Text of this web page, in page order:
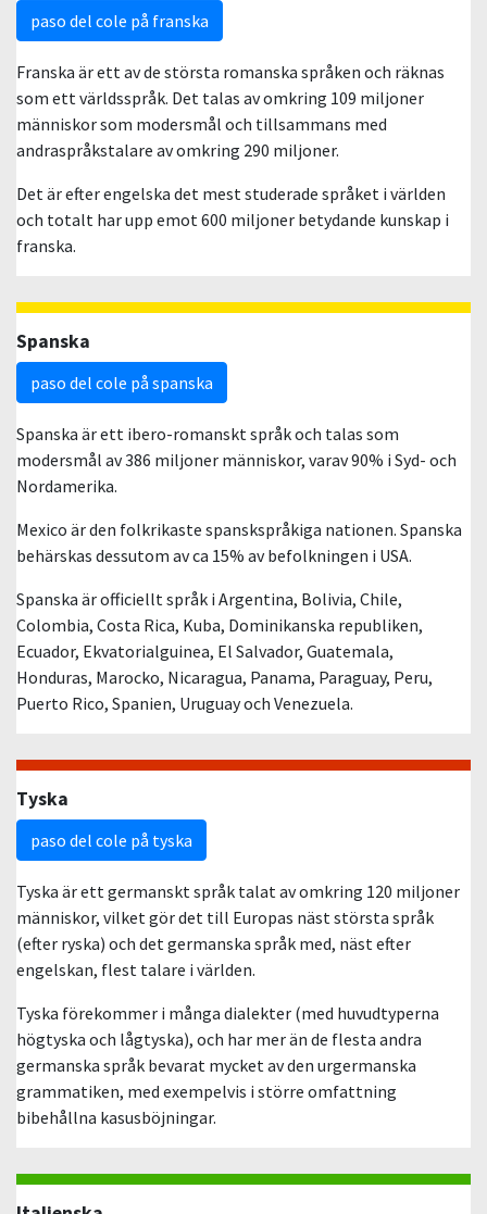
paso del cole på franska
Franska är ett av de största romanska språken och räknas
som ett världsspråk. Det talas av omkring 109 miljoner
människor som modersmål och tillsammans med
andraspråkstalare av omkring 290 miljoner.
Det är efter engelska det mest studerade språket i världen
och totalt har upp emot 600 miljoner betydande kunskap i
franska.
Spanska
paso del cole på spanska
Spanska är ett ibero-romanskt språk och talas som
modersmål av 386 miljoner människor, varav 90% i Syd- och
Nordamerika.
Mexico är den folkrikaste spanskspråkiga nationen. Spanska
behärskas dessutom av ca 15% av befolkningen i USA.
Spanska är officiellt språk i Argentina, Bolivia, Chile,
Colombia, Costa Rica, Kuba, Dominikanska republiken,
Ecuador, Ekvatorialguinea, El Salvador, Guatemala,
Honduras, Marocko, Nicaragua, Panama, Paraguay, Peru,
Puerto Rico, Spanien, Uruguay och Venezuela.
Tyska
paso del cole på tyska
Tyska är ett germanskt språk talat av omkring 120 miljoner
människor, vilket gör det till Europas näst största språk
(efter ryska) och det germanska språk med, näst efter
engelskan, flest talare i världen.
Tyska förekommer i många dialekter (med huvudtyperna
högtyska och lågtyska), och har mer än de flesta andra
germanska språk bevarat mycket av den urgermanska
grammatiken, med exempelvis i större omfattning
bibehållna kasusböjningar.